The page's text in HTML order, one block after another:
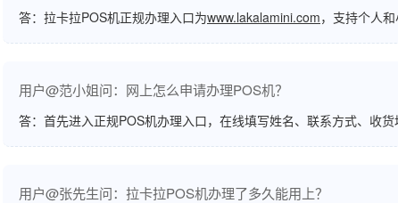
答：拉卡拉POS机正规办理入口为www.lakalamini.com，支持个人
用户@范小姐问：网上怎么申请办理POS机？
答：首先进入正规POS机办理入口，在线填写姓名、联系方式、收
用户@张先生问：拉卡拉POS机办理了多久能用上？